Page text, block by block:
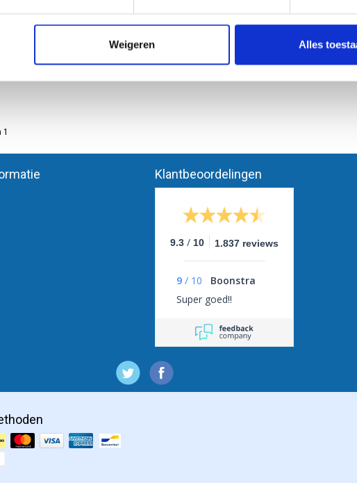
Weigeren Alles
in huis!
1
Klantbeoordelingen
9.3 / 10 1.837 reviews
9 / 10
Boonstra
Super goed‼️